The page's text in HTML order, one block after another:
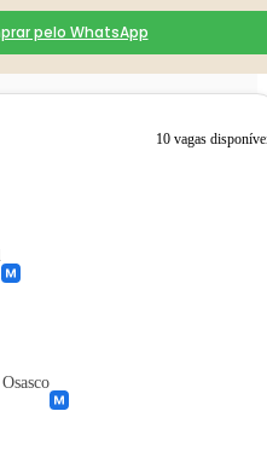
pelo WhatsApp
10 vagas